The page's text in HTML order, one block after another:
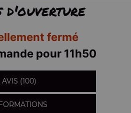
d'ouverture
fermé
pour 11h50
AVIS (100)